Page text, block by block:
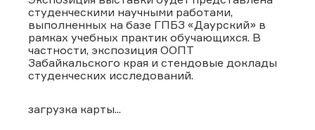
студенческими научными работами,
выполненных на базе ГПБЗ «Даурский» в
рамках учебных практик обучающихся. В
частности, экспозиция ООПТ
Забайкальского края и стендовые доклады
студенческих исследований.
загрузка карты...